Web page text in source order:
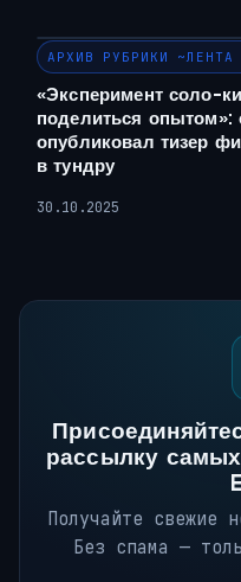
АРХИВ РУБРИКИ ~ЛЕНТА
«Эксперимент соло-
поделиться
опубликовал тизер
в тундру
30.10.2025
рассылку
Получайте свежие
Без спама —